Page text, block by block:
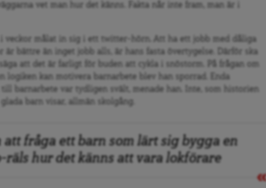
vet man hur det känns. Fakta n år inte fram, man är i
veckor m lat in sig i ett twitter-hörn. Att ha ett jobb med d
liga
är bä
ttre
än inget jobb alls, är hans fasta övertygelse. Därför ska
att det är farligt för buden att cykla i snöstorm. På fr
ågan om
logiken kan motivera barnarbete blev han sporrad. Enda
barnarbete var tydligen svält, menade han. Inte, som historien
glada barn visar, allmän skolgång.
att fråga ett barn som lärt sig bygga en
räls hur det känns att vara lokförare